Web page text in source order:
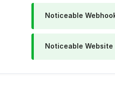
Noticeable
Noticeable Website